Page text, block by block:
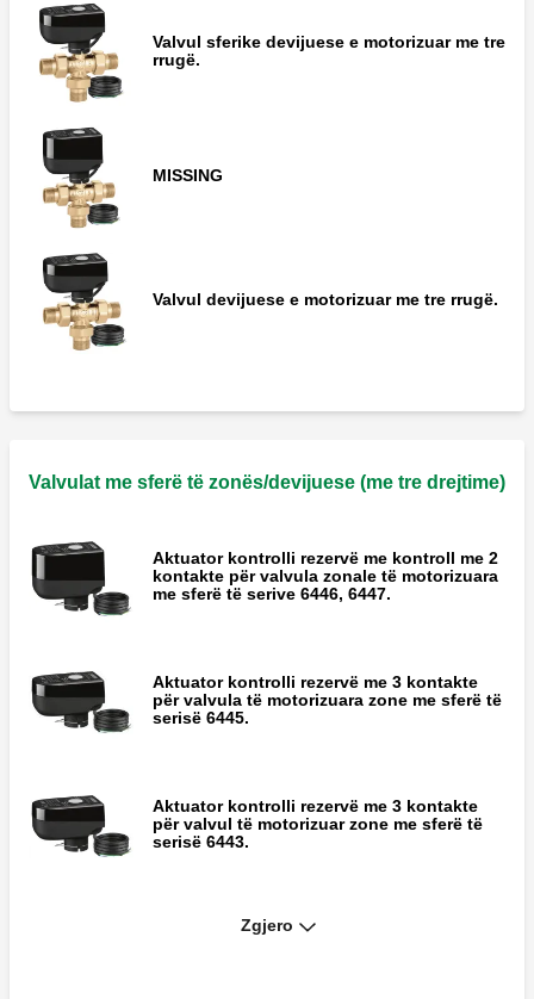
Valvul sferike devijuese e motorizuar me tre
rrugë.
MISSING
Valvul devijuese e motorizuar me tre rrugë.
Valvulat me sferë të zonës/devijuese (me tre drejtime)
Aktuator kontrolli rezervë me kontroll me 2
kontakte për valvula zonale të motorizuara
me sferë të serive 6446, 6447.
Aktuator kontrolli rezervë me 3 kontakte
për valvula të motorizuara zone me sferë të
serisë 6445.
Aktuator kontrolli rezervë me 3 kontakte
për valvul të motorizuar zone me sferë të
serisë 6443.
Zgjero